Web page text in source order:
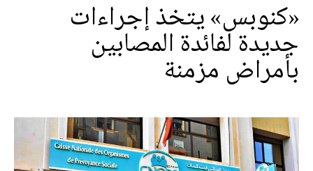
«كنوبس» يتخذ إجراءات
جديدة لفائدة المصابين
بأمراض مزمنة